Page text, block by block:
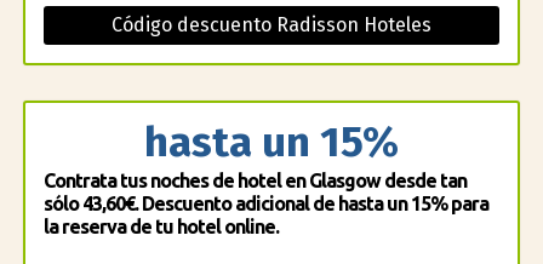
Código descuento Radisson Hoteles
hasta un 15%
Contrata tus noches de hotel en Glasgow desde tan
sólo 43,60€. Descuento adicional de hasta un 15% para
la reserva de tu hotel online.